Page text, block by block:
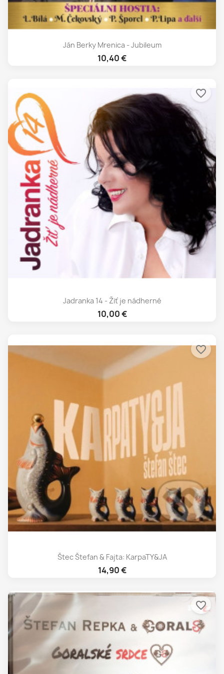
Ján Berky Mrenica - Jubileum
10,40 €
Jadranka 14 - Žiť je nádherné
10,00 €
favorite_border
Štec Štefan & Fajta: KarpaTY&JA
14,90 €
favorite_border
favorite_border